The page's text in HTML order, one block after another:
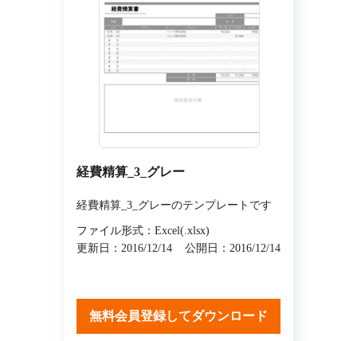
経費精算_3_グレー
経費精算_3_グレーのテンプレートです
ファイル形式：Excel(.xlsx)
更新日：2016/12/14
公開日：2016/12/14
無料会員登録してダウンロード